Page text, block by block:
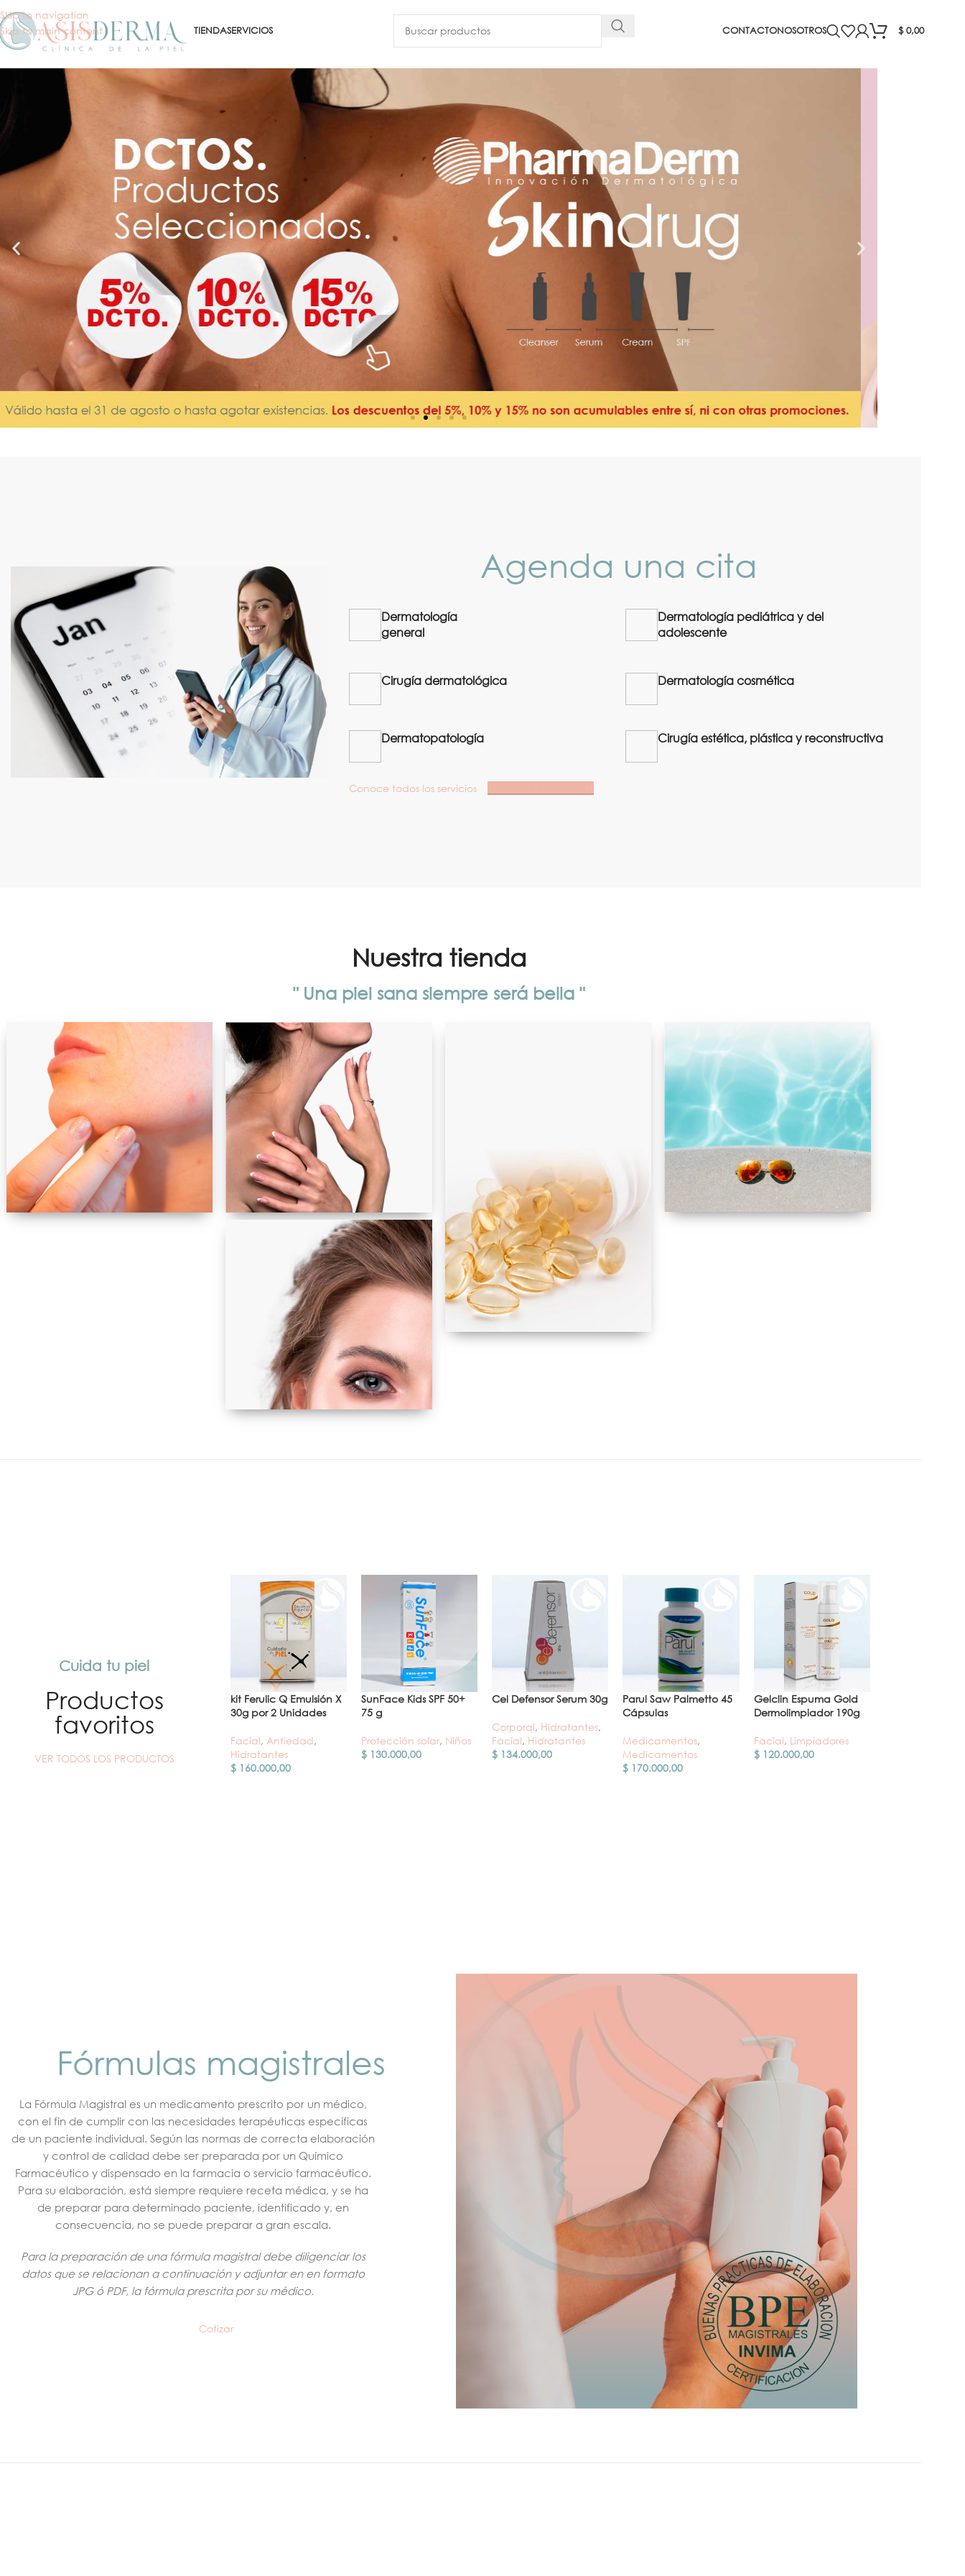
Skip to navigation
Skip to main content
TIENDASERVICIOS CONTACTONOSOTROS $0,00
Agenda una cita
Dermatología
general
Dermatología pediátrica y del
adolescente
Cirugía dermatológica Dermatología cosmética
Dermatopatología Cirugía estética, plástica y reconstructiva
Conoce todos los servicios
Nuestra tienda
" Una piel sana siempre será bella "
Cuida tu piel
Productos
favoritos
VER TODOS LOS PRODUCTOS
kit Ferulic Q Emulsión X
30g por 2 Unidades
Facial, Antiedad,
Hidratantes
$160.000,00
SunFace Kids SPF 50+
75 g
Protección solar, Niños
$130.000,00
Cel Defensor Serum 30g
Corporal, Hidratantes,
Facial, Hidratantes
$ 134.000,00
Parul Saw Palmetto 45
Cápsulas
Medicamentos,
Medicamentos
$ 170.000,00
Gelclin Espuma Gold
Dermolimpiador 190g
Facial, Limpiadores
$120.000,00
Fórmulas magistrales
La Fórmula Magistral es un medicamento prescrito por un médico,
con el fin de cumplir con las necesidades terapéuticas específicas
de un paciente individual. Según las normas de correcta elaboración
y control de calidad debe ser preparada por un Químico
Farmacéutico y dispensado en la farmacia o servicio farmacéutico.
Para su elaboración, está siempre requiere receta médica, y se ha
de preparar para determinado paciente, identificado y, en
consecuencia, no se puede preparar a gran escala.
Para la preparación de una fórmula magistral debe diligenciar los
datos que se relacionan a continuación y adjuntar en en formato
JPG ó PDF, la fórmula prescrita por su médico.
Cotizar